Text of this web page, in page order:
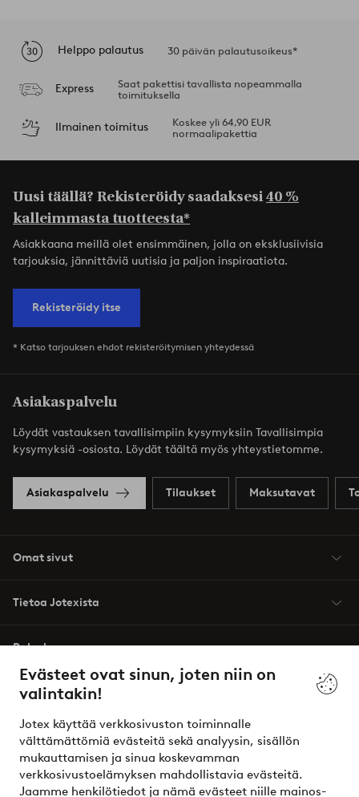
Evästeet ovat sinun, joten niin on
valintakin!
Jotex käyttää verkkosivuston toiminnalle
välttämättömiä evästeitä sekä analyysin, sisällön
mukauttamisen ja sinua koskevamman
verkkosivustoelämyksen mahdollistavia evästeitä.
Jaamme henkilötiedot ja nämä evästeet niille mainos-
Helppo palautus 30 päivän palautusoikeus*
Express
Saat pakettisi tavallista nopeammalla
toimituksella
Ilmainen toimitus
Koskee yli 64,90 EUR
normaalipakettia
Uusi täällä? Rekisteröidy saadaksesi40 %
kalleimmasta tuotteesta*
Asiakkaana meillä olet ensimmäinen, jolla on eksklusiivisia
tarjouksia, jännittäviä uutisia ja paljon inspiraatiota.
Rekisteröidy itse
* Katso tarjouksen ehdot rekisteröitymisen yhteydessä
Asiakaspalvelu
Löydät vastauksen tavallisimpiin kysymyksiin Tavallisimpia
kysymyksiä -osiosta. Löydät täältä myös yhteystietomme.
Asiakaspalvelu Tilaukset Maksutavat
Omat sivut
Tietoa Jotexista
Palvelumme
Ehdot
Ystävät